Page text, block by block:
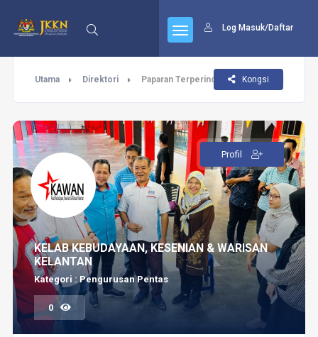
Log Masuk/Daftar
Utama Direktori Paparan Terperinci Kongsi
KELAB KEBUDAYAAN, KESENIAN & WARISAN
KELANTAN
Kategori : Pengurusan Pentas
0
Profil